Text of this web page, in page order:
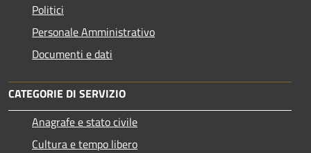
Politici
Personale Amministrativo
Documenti e dati
CATEGORIE DI SERVIZIO
Anagrafe e stato civile
Cultura e tempo libero